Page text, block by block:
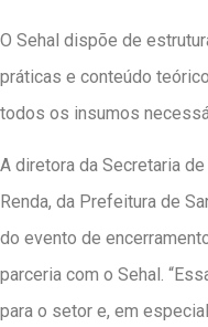
O Sehal dispõe de
práticas e conteúdo
todos os insumos
A diretora da Secretaria
Renda, da Prefeitura de
do evento de
parceria com o Sehal.
para o setor e, em